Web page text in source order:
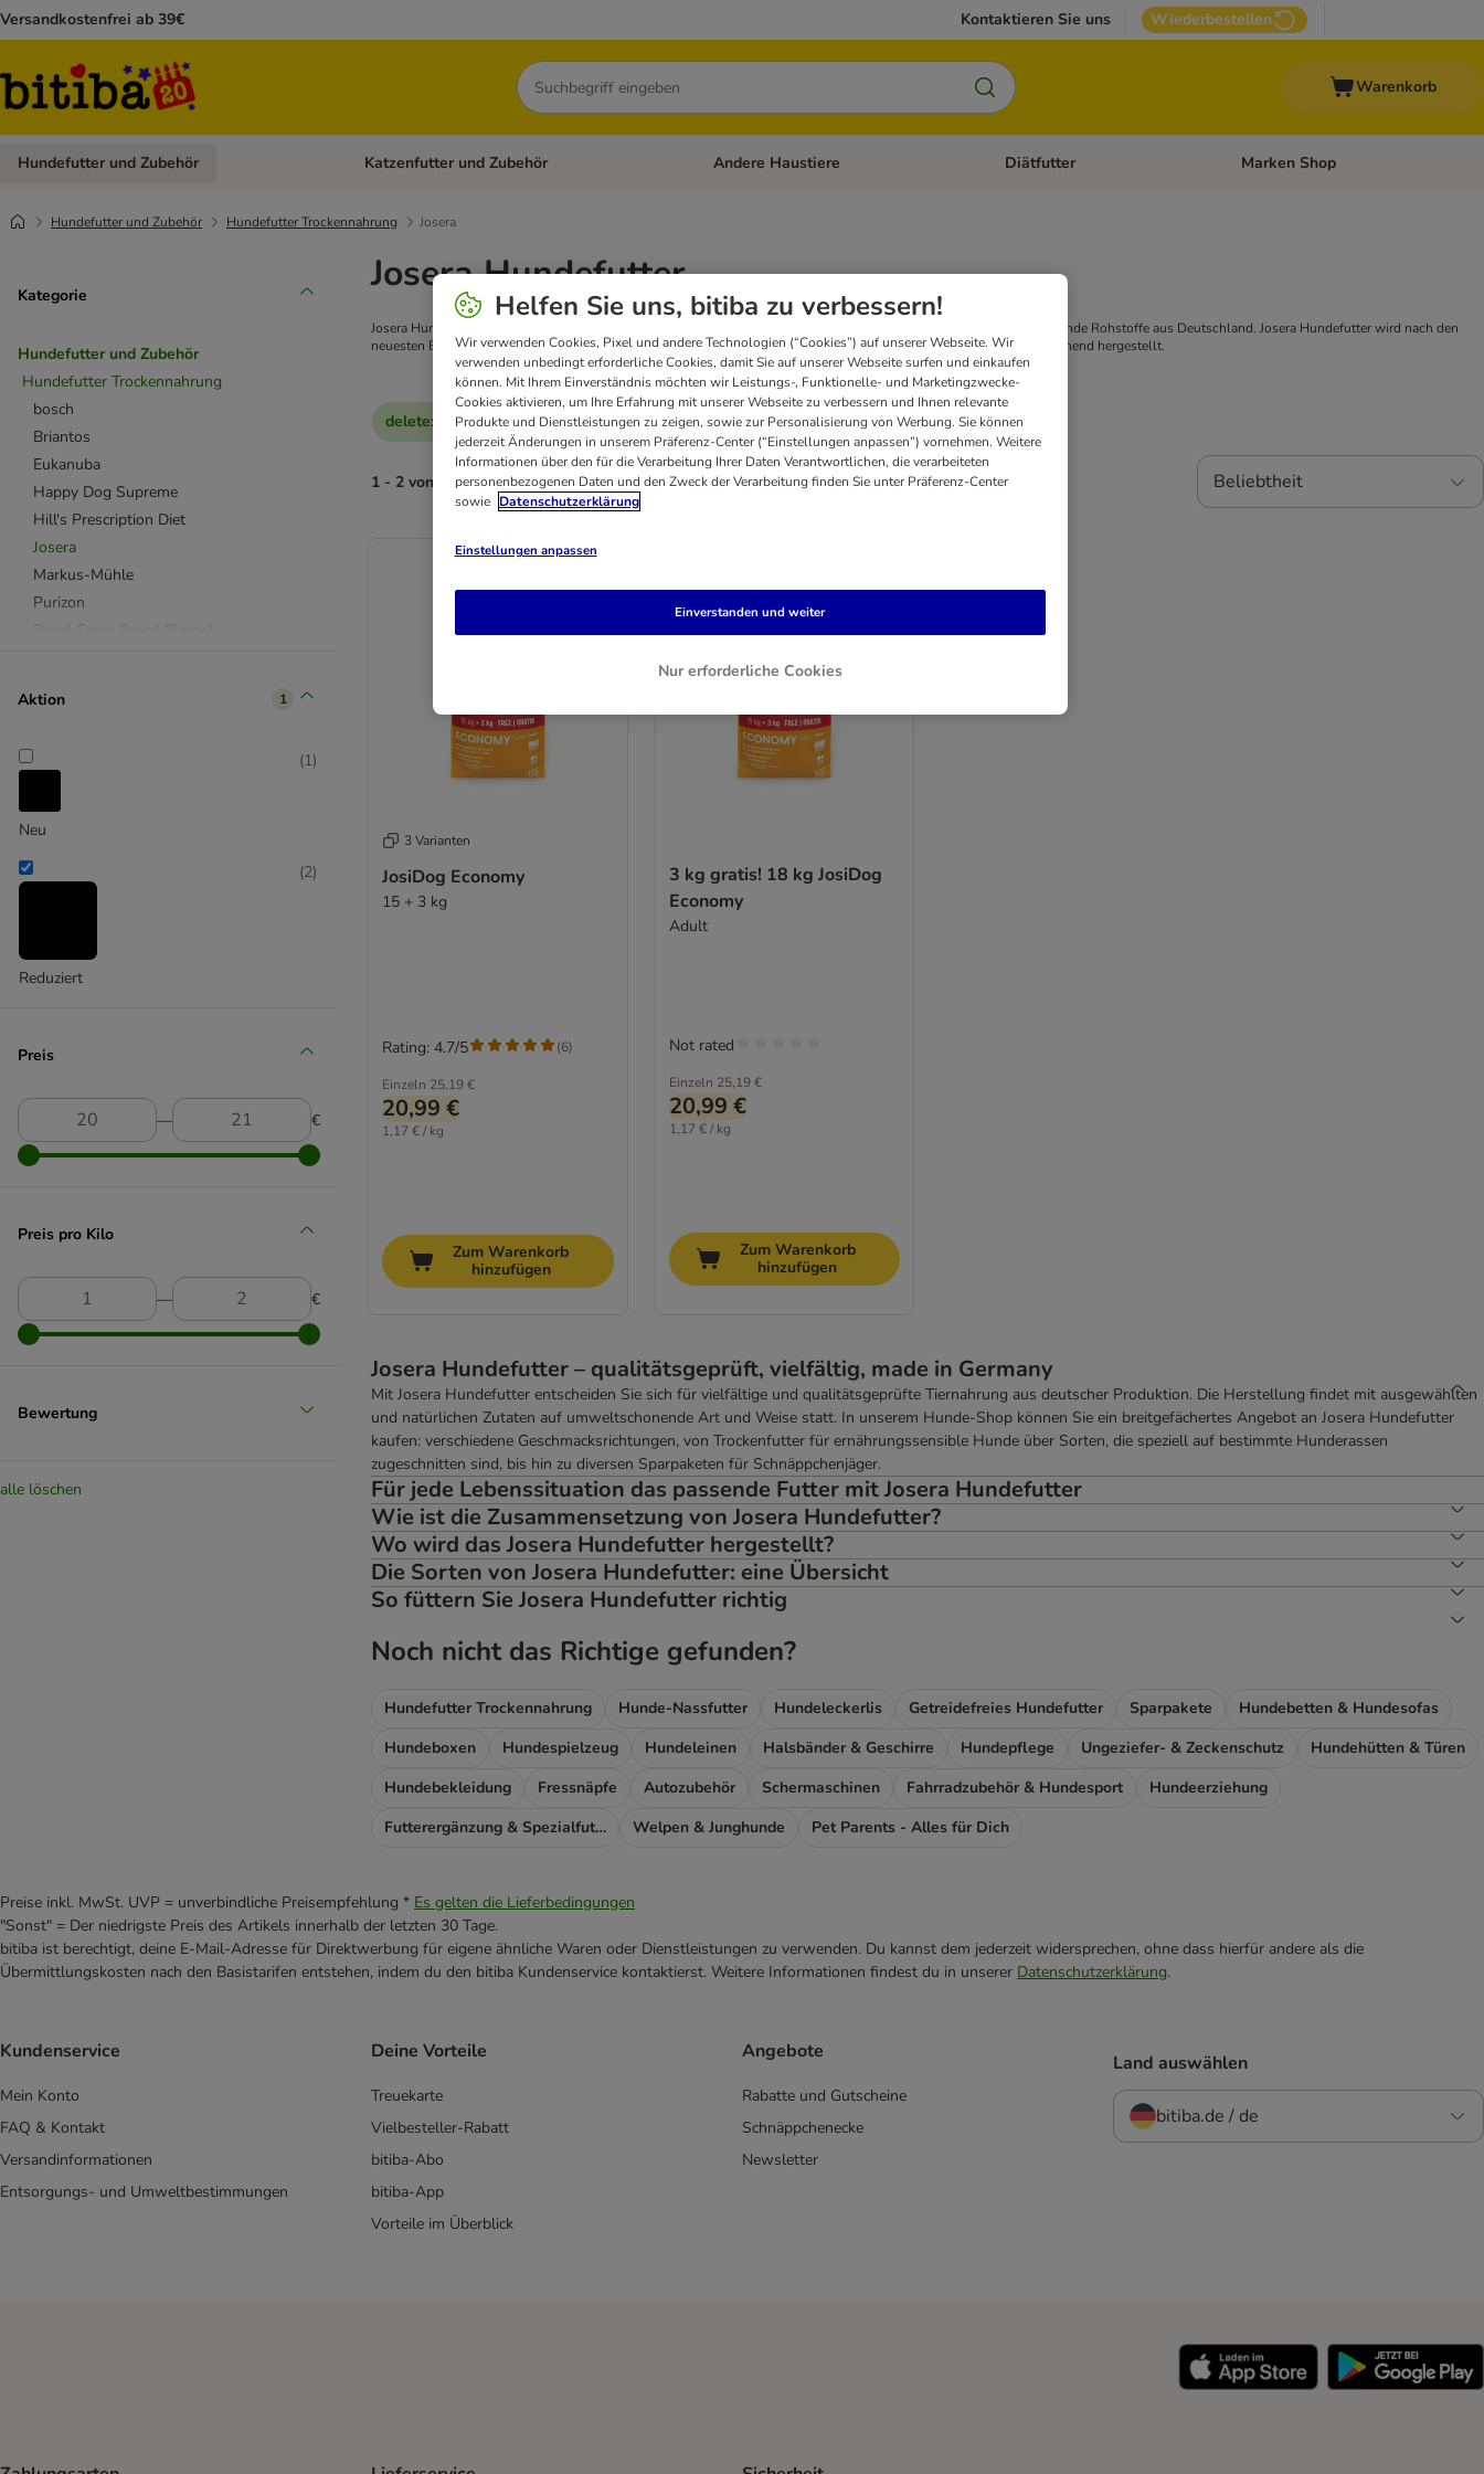
Versandkostenfrei ab 39€ Kontaktieren Sie uns Wiederbestellen
Suchen
Warenkorb
Hundefutter und Zubehör Kategorie-Menü öffnen: Hundefutter und Zubehör
Katzenfutter und Zubehör Kategorie-Menü öffnen: Katzenfutter und Zubehör
Andere Haustiere Kategorie-Menü öffnen: Andere Haustiere
Diätfutter Kategorie-Menü öffnen: Diätfutter
Marken Shop
Hundefutter und Zubehör Hundefutter Trockennahrung Josera
Kategorie
Hundefutter und Zubehör
Hundefutter Trockennahrung
bosch
Briantos
Eukanuba
Happy Dog Supreme
Hill's Prescription Diet
Josera
Markus-Mühle
Purizon
4Vets
Advance Veterinary Diets
alpha spirit
Applaws
Barking Heads
Beneful
Bewi Dog
Bon Menu
Brekkies
Butcher's
Calibra
Cavom
Concept for Life
GranataPet
GRAU
Green Petfood
Greenwoods
Herrmann's
IAMS
James Wellbeloved
JULIUS K-9
Lukullus Naturkost
Aktion 1
Neu
(1)
Reduziert
(2)
Preis
― €
Preis pro Kilo
― €
Bewertung
alle löschen
Josera Hundefutter
Josera Hundefutter ist eine ausgewogene Hundenahrung. Das Trockenfutter enthält hochwertige, natürliche und gesunde Rohstoffe aus Deutschland. Josera Hundefutter wird nach den
neuesten Erkenntnissen in Zusammenarbeit mit Fachleuten aus Wissenschaft und Praxis entwickelt und umweltschonend hergestellt.
delete: Reduziert
1 - 2 von 2 Ergebnissen Beliebtheit
3 Varianten
JosiDog Economy
15 + 3 kg
Einzeln 25,19 €
20,99 €
1,17 € / kg
Rating: 4.7/5 (6)
Zum Warenkorb
hinzufügen
3 kg gratis! 18 kg JosiDog
Economy
Adult
Einzeln 25,19 €
20,99 €
1,17 € / kg
Not rated
Zum Warenkorb
hinzufügen
Josera Hundefutter – qualitätsgeprüft, vielfältig, made in Germany
Mit Josera Hundefutter entscheiden Sie sich für vielfältige und qualitätsgeprüfte Tiernahrung aus deutscher Produktion. Die Herstellung findet mit ausgewählten
und natürlichen Zutaten auf umweltschonende Art und Weise statt. In unserem Hunde-Shop können Sie ein breitgefächertes Angebot an Josera Hundefutter
kaufen: verschiedene Geschmacksrichtungen, von Trockenfutter für ernährungssensible Hunde über Sorten, die speziell auf bestimmte Hunderassen
zugeschnitten sind, bis hin zu diversen Sparpaketen für Schnäppchenjäger.
Für jede Lebenssituation das passende Futter mit Josera Hundefutter
Wie ist die Zusammensetzung von Josera Hundefutter?
Wo wird das Josera Hundefutter hergestellt?
Die Sorten von Josera Hundefutter: eine Übersicht
So füttern Sie Josera Hundefutter richtig
Noch nicht das Richtige gefunden?
Hundefutter Trockennahrung Hunde-Nassfutter Hundeleckerlis Getreidefreies Hundefutter Sparpakete
Hundebetten & Hundesofas
Hundeboxen
Hundespielzeug Hundeleinen Halsbänder & Geschirre Hundepflege Ungeziefer- & Zeckenschutz
Hundehütten & Türen
Hundebekleidung
Fressnäpfe Autozubehör Schermaschinen Fahrradzubehör & Hundesport
Hundeerziehung
Futterergänzung & Spezialfutter
Welpen & Junghunde Pet Parents - Alles für Dich
Preise inkl. MwSt. UVP = unverbindliche Preisempfehlung * Es gelten die Lieferbedingungen
"Sonst" = Der niedrigste Preis des Artikels innerhalb der letzten 30 Tage.
bitiba ist berechtigt, deine E-Mail-Adresse für Direktwerbung für eigene ähnliche Waren oder Dienstleistungen zu verwenden. Du kannst dem jederzeit widersprechen, ohne dass hierfür andere als die
Übermittlungskosten nach den Basistarifen entstehen, indem du den bitiba Kundenservice kontaktierst. Weitere Informationen findest du in unserer Datenschutzerklärung.
Kundenservice
Mein Konto
FAQ & Kontakt
Versandinformationen
Entsorgungs- und Umweltbestimmungen
Deine Vorteile
Treuekarte
Vielbesteller-Rabatt
bitiba-Abo
bitiba-App
Vorteile im Überblick
Angebote
Rabatte und Gutscheine
Schnäppchenecke
Newsletter
Land auswählen
bitiba.de / de
Helfen Sie uns, bitiba zu verbessern!
Wir verwenden Cookies, Pixel und andere Technologien (“Cookies”) auf unserer Webseite. Wir
verwenden unbedingt erforderliche Cookies, damit Sie auf unserer Webseite surfen und einkaufen
können. Mit Ihrem Einverständnis möchten wir Leistungs-, Funktionelle- und Marketingzwecke-
Cookies aktivieren, um Ihre Erfahrung mit unserer Webseite zu verbessern und Ihnen relevante
Produkte und Dienstleistungen zu zeigen, sowie zur Personalisierung von Werbung. Sie können
jederzeit Änderungen in unserem Präferenz-Center (“Einstellungen anpassen”) vornehmen. Weitere
Informationen über den für die Verarbeitung Ihrer Daten Verantwortlichen, die verarbeiteten
personenbezogenen Daten und den Zweck der Verarbeitung finden Sie unter Präferenz-Center
sowie Datenschutzerklärung
Einstellungen anpassen
Nur erforderliche Cookies
Einverstanden und weiter